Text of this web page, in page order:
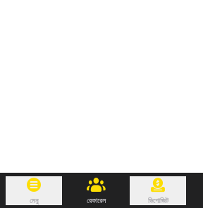
মেনু রেফারেল ডিপোজিট